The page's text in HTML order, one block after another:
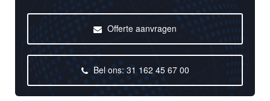
Offerte aanvragen
Bel ons: 31 162 45 67 00